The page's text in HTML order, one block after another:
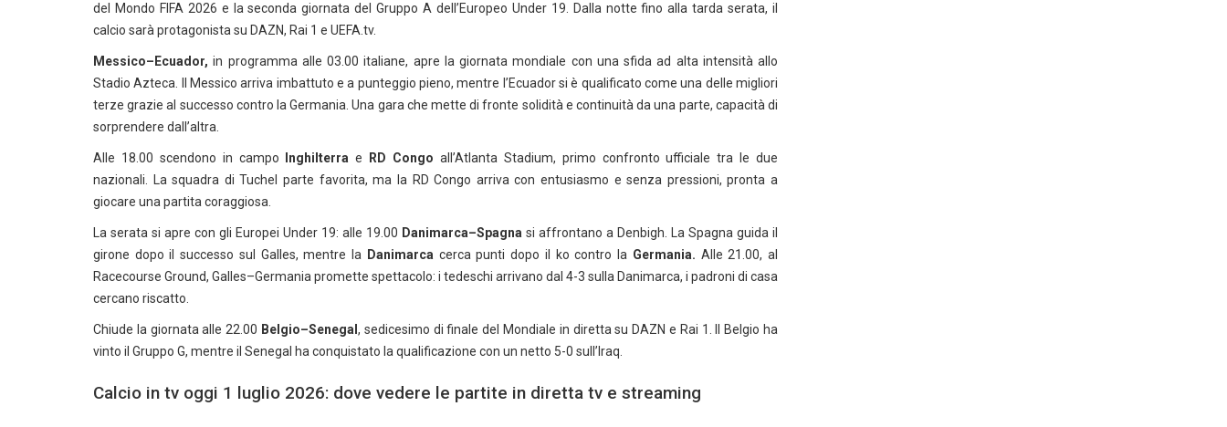
del Mondo FIFA 2026 e la seconda giornata del Gruppo A dell’Europeo Under 19. Dalla notte fino alla tarda serata, il
calcio sarà protagonista su DAZN, Rai 1 e UEFA.tv.
Messico–Ecuador, in programma alle 03.00 italiane, apre la giornata mondiale con una sfida ad alta intensità allo
Stadio Azteca. Il Messico arriva imbattuto e a punteggio pieno, mentre l’Ecuador si è qualificato come una delle migliori
terze grazie al successo contro la Germania. Una gara che mette di fronte solidità e continuità da una parte, capacità di
sorprendere dall’altra.
Alle 18.00 scendono in campo Inghilterra e RD Congo all’Atlanta Stadium, primo confronto ufficiale tra le due
nazionali. La squadra di Tuchel parte favorita, ma la RD Congo arriva con entusiasmo e senza pressioni, pronta a
giocare una partita coraggiosa.
La serata si apre con gli Europei Under 19: alle 19.00 Danimarca–Spagna si affrontano a Denbigh. La Spagna guida il
girone dopo il successo sul Galles, mentre la
Danimarca cerca punti dopo il ko contro la Germania. Alle 21.00, al
Racecourse Ground, Galles–Germania promette spettacolo: i tedeschi arrivano dal 4-3 sulla Danimarca, i padroni di casa
cercano riscatto.
Chiude la giornata alle 22.00 Belgio–Senegal , sedicesimo di finale del Mondiale in diretta su DAZN e Rai 1. Il Belgio ha
vinto il Gruppo G, mentre il Senegal ha conquistato la qualificazione con un netto 5-0 sull’Iraq.
Calcio in tv oggi 1 luglio 2026: dove vedere le partite in diretta tv e streaming